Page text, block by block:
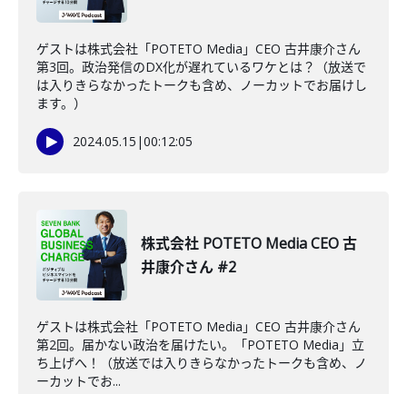
ゲストは株式会社「POTETO Media」CEO 古井康介さん
第3回。政治発信のDX化が遅れているワケとは？（放送で
は入りきらなかったトークも含め、ノーカットでお届けし
ます。）
2024.05.15 |00:12:05
株式会社 POTETO Media CEO 古
井康介さん #2
ゲストは株式会社「POTETO Media」CEO 古井康介さん
第2回。届かない政治を届けたい。「POTETO Media」立
ち上げへ！（放送では入りきらなかったトークも含め、ノ
ーカットでお...